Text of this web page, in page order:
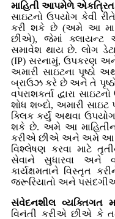
માહિતી આપમેળે
સાઇટનો ઉપયોગ કેવી રીતે
કરી શકે છે (અમે આ
છીએ), જેમાં
સમાવેશ થાય છે. લોગ
(IP) સરનામું, ઉપકરણ
અમારી સાઇટના પૃષ્ઠો
બ્રાઉઝ કરે છે અને તે
વપરાશકર્તા દ્વારા
શોધ શબ્દો, અમારી
ક્લિક કર્યું અથવા
શકે છે. અમે આ
કરીએ છીએ અને અમે આ
વિશ્લેષણ કરવા માટે
સેવાને સુધારવા અને
કાર્યક્ષમતાને વિસ્તૃત
જરૂરિયાતો અને
સંવેદનશીલ વ્યક્તિગત
વિનંતી કરીએ છીએ કે